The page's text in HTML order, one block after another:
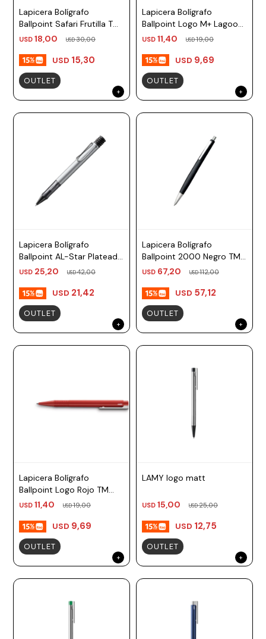
Lapicera Bolígrafo
Ballpoint Safari Frutilla TM
negro Lamy
USD 18,00 USD30,00
USD 15,30
OUTLET
Lapicera Bolígrafo
Ballpoint Logo M+ Lagoon
TM negro Lamy
USD 11,40 USD19,00
USD 9,69
OUTLET
Lapicera Bolígrafo
Ballpoint AL-Star Plateado
TM negro Lamy
USD 25,20 USD42,00
USD 21,42
OUTLET
Lapicera Bolígrafo
Ballpoint 2000 Negro TM
Lamy
USD 67,20 USD112,00
USD 57,12
OUTLET
Lapicera Bolígrafo
Ballpoint Logo Rojo TM
azul Lamy
USD 11,40 USD19,00
USD 9,69
OUTLET
LAMY logo matt
USD 15,00 USD25,00
USD 12,75
OUTLET